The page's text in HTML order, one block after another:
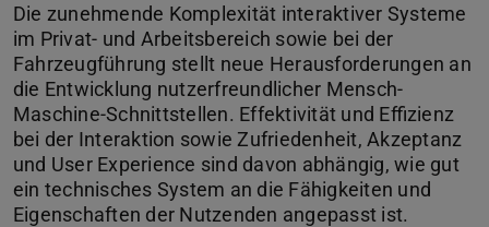
Die zunehmende Komplexität interaktiver Systeme
im Privat- und Arbeitsbereich sowie bei der
Fahrzeugführung stellt neue Herausforderungen an
die Entwicklung nutzerfreundlicher Mensch-
Maschine-Schnittstellen. Effektivität und Effizienz
bei der Interaktion sowie Zufriedenheit, Akzeptanz
und User Experience sind davon abhängig, wie gut
ein technisches System an die Fähigkeiten und
Eigenschaften der Nutzenden angepasst ist.